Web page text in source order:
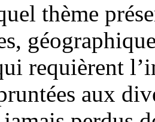
thème
requièrent
aux